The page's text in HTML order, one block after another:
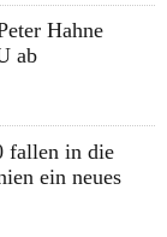
Hahne
ab
fallen in die
ein neues